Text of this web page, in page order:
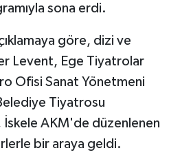
sona erdi.
göre, dizi ve
Levent, Ege Tiyatrolar
Ofisi Sanat Yönetmeni
Tiyatrosu
İskele AKM'de düzenlenen
bir araya geldi.